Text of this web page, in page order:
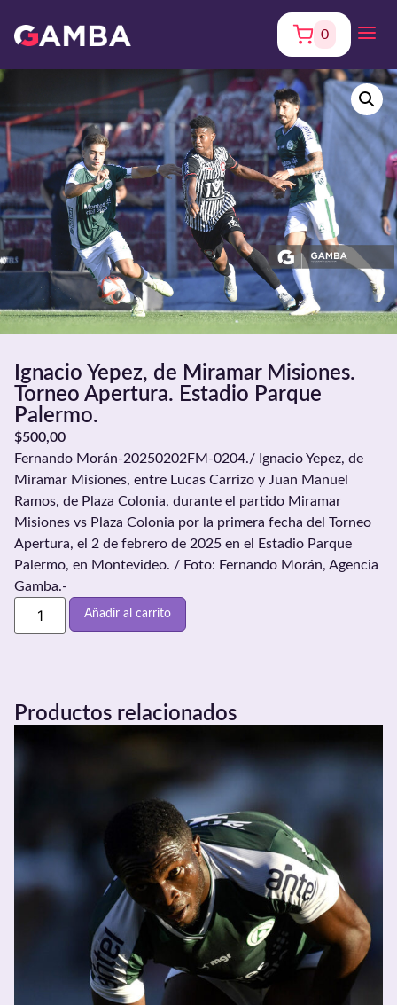
0
Ignacio Yepez, de Miramar Misiones.
Torneo Apertura. Estadio Parque
Palermo.
$500,00
Fernando Morán-20250202FM-0204./ Ignacio Yepez, de
Miramar Misiones, entre Lucas Carrizo y Juan Manuel
Ramos, de Plaza Colonia, durante el partido Miramar
Misiones vs Plaza Colonia por la primera fecha del Torneo
Apertura, el 2 de febrero de 2025 en el Estadio Parque
Palermo, en Montevideo. / Foto: Fernando Morán, Agencia
Gamba.-
Añadir al carrito
Productos relacionados